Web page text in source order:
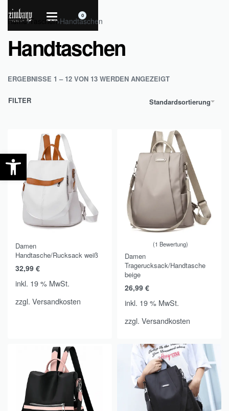
Werkzeugleiste öffnen
0
Home›Taschen›Handtaschen
Handtaschen
ERGEBNISSE 1 – 12 VON 13 WERDEN ANGEZEIGT
Standardsortierung
FILTER
Damen
Handtasche/Rucksack weiß
32,99 €
inkl. 19 % MwSt.
zzgl. Versandkosten
Bewertet mit
1 Bewertung
Damen
Tragerucksack/Handtasche
beige
26,99 €
inkl. 19 % MwSt.
zzgl. Versandkosten